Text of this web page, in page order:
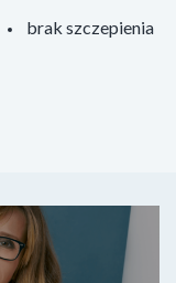
brak szczepienia